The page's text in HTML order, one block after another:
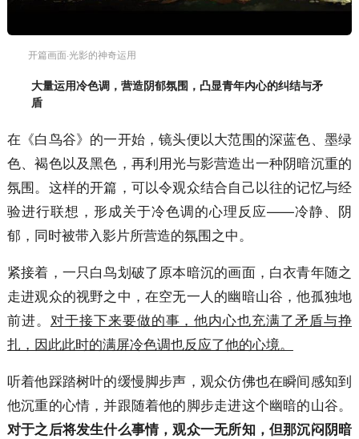
开篇画面·光影的神奇运用
大量运用冷色调，营造阴郁氛围，凸显青年内心的纠结与矛
盾
在《白鸟谷》的一开始，镜头便以大范围的深蓝色、墨绿
色、褐色以及黑色，再利用光与影营造出一种阴暗沉重的
氛围。这样的开篇，可以令观众结合自己以往的记忆与经
验进行联想，形成关于冷色调的心理反应——冷静、阴
郁，同时被带入影片所营造的氛围之中。
紧接着，一只白鸟划破了原本暗沉的画面，白衣青年随之
走进观众的视野之中，在空无一人的幽暗山谷，他孤独地
前进。 对于接下来要做的事，他内心也充满了矛盾与挣
扎，因此此时的满屏冷色调也反应了他的心境。
听着他踩踏树叶的缓慢脚步声，观众仿佛也在瞬间感知到
他沉重的心情，并跟随着他的脚步走进这个幽暗的山谷。
对于之后将发生什么事情，观众一无所知，但那沉闷阴暗